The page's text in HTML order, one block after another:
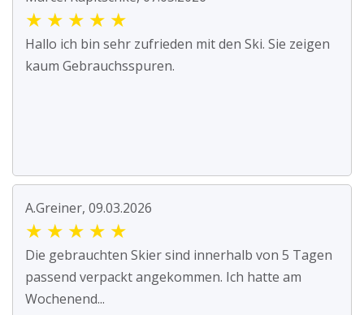
★ ★ ★ ★ ★
Hallo ich bin sehr zufrieden mit den Ski. Sie zeigen
kaum Gebrauchsspuren.
A.Greiner, 09.03.2026
★ ★ ★ ★ ★
Die gebrauchten Skier sind innerhalb von 5 Tagen
passend verpackt angekommen. Ich hatte am
Wochenend...